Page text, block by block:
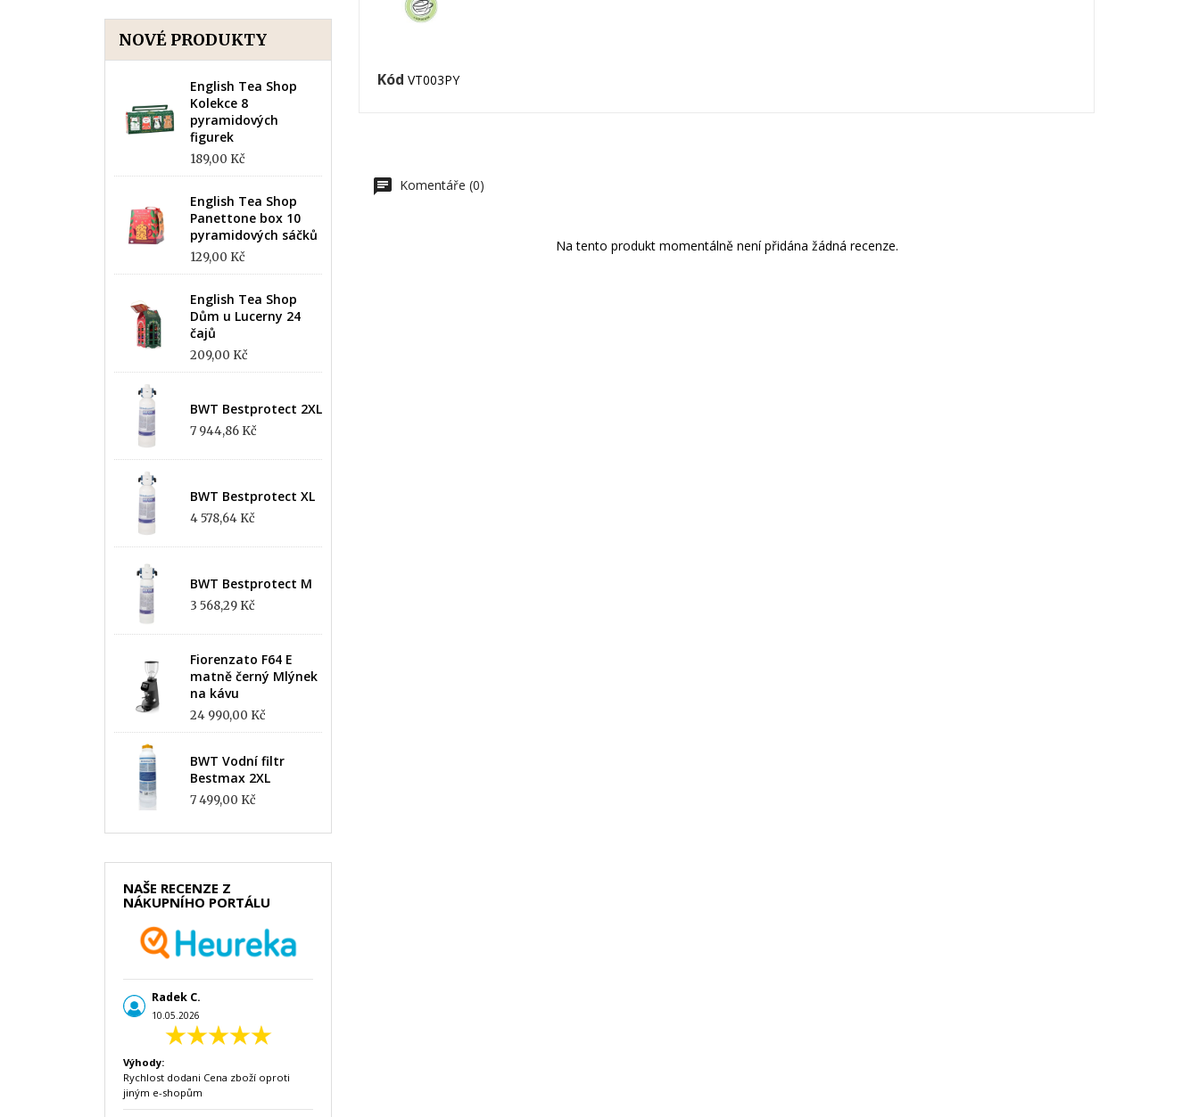
NOVÉ PRODUKTY
English Tea Shop
Kolekce 8
pyramidových
figurek
189,00 Kč
English Tea Shop
Panettone box 10
pyramidových sáčků
129,00 Kč
English Tea Shop
Dům u Lucerny 24
čajů
209,00 Kč
BWT Bestprotect 2XL
7 944,86 Kč
BWT Bestprotect XL
4 578,64 Kč
BWT Bestprotect M
3 568,29 Kč
Fiorenzato F64 E
matně černý Mlýnek
na kávu
24 990,00 Kč
BWT Vodní filtr
Bestmax 2XL
7 499,00 Kč
NAŠE RECENZE Z
NÁKUPNÍHO PORTÁLU
Radek C.
10.05.2026
Výhody:
Rychlost dodani Cena zboží oproti
jiným e-shopům
Kód VT003PY
Komentáře (0)
Na tento produkt momentálně není přidána žádná recenze.